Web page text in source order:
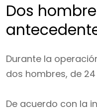
Dos
Durante la
dos hombres, de
De acuerdo con la